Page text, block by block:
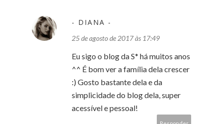
- DIANA -
25 de agosto de 2017 às 17:49
Eu sigo o blog da S* há muitos anos
^^ É bom ver a família dela crescer
:) Gosto bastante dela e da
simplicidade do blog dela, super
acessível e pessoal!